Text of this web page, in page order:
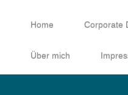
Home Corporate
Über mich